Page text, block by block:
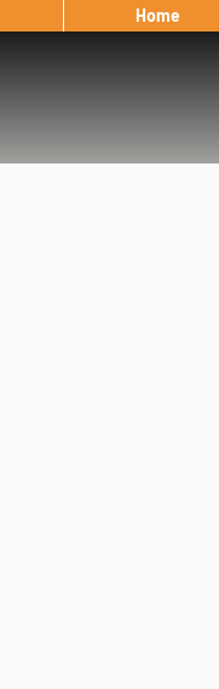
Home